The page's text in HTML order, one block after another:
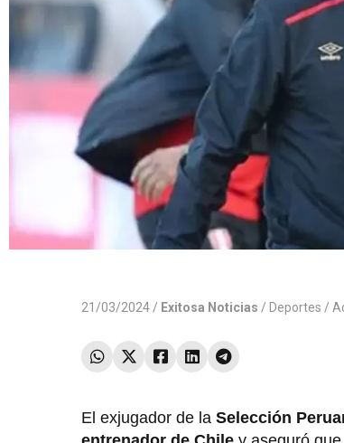
21/03/2024 / Exitosa Noticias / Deportes /
El exjugador de la Selección